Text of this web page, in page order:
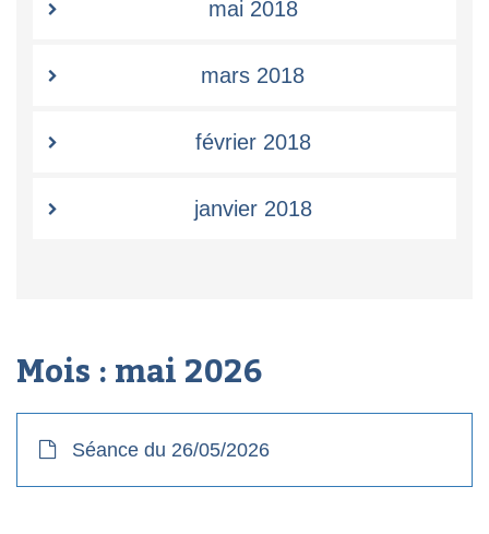
mai 2018
mars 2018
février 2018
janvier 2018
Mois :mai 2026
Séance du 26/05/2026